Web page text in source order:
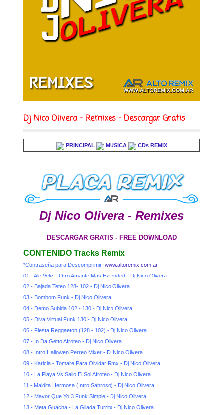
Dj Nico Olivera - Remixes - Descargar Gratis
PRINCIPAL MUSICA CDs REMIX
Dj Nico Olivera - Remixes
DESCARGAR GRATIS - FREE DOWNLOAD
CONTENIDO Tracks Remix
*Contraseña para Descomprimir www.altoremix.com.ar
01 - Ale Veliz - Otro Amante Mas Extended - Dj Nico Olivera
02 - Bajada Teteo 128- 102 - Dj Nico Olivera
03 - Bombom Funk - Dj Nico Olivera
04 - Demo Subida 102 - 130 - Dj Nico Olivera
05 - Diva Virtual Funk 130 - Dj Nico Olivera
06 - Fiesta Reggaeton (128 - 102) - Dj Nico Olivera
07 - In Da Getto Afroteo - Dj Nico Olivera
08 - Íntro Hallowen Perreo Mixer - Dj Nico Olivera
09 - Karicia - Tomare Para Olvidar Rmx - Dj Nico Olivera
10 - La Playa Vs Salio El Sol Afroteo - Dj Nico Olivera
11 - Maldita Hermosa (Intro Sabroso) - Dj Nico Olivera
12 - Mayor Que Yo 3 Funk Simple - Dj Nico Olivera
13 - Meta Guacha - La Gilada Turrito - Dj Nico Olivera